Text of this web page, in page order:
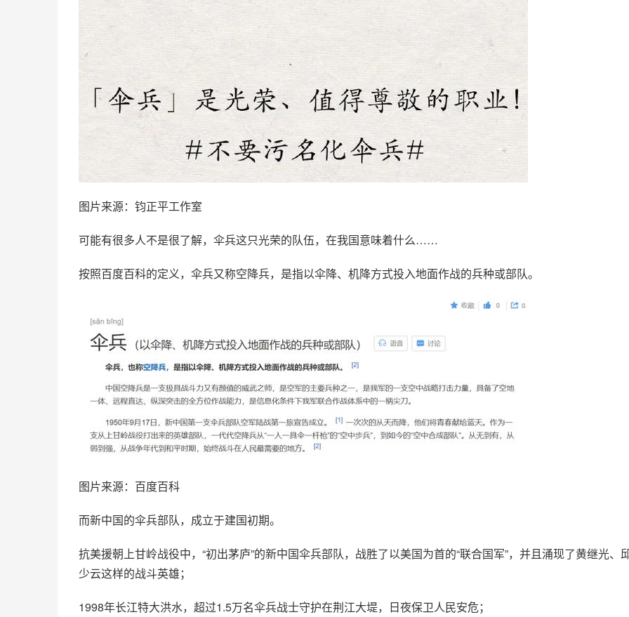
图片来源：钧正平工作室
可能有很多人不是很了解，伞兵这只光荣的队伍，在我国意味着什么……
按照百度百科的定义，伞兵又称空降兵，是指以伞降、机降方式投入地面作战的兵种或部队。
图片来源：百度百科
而新中国的伞兵部队，成立于建国初期。
抗美援朝上甘岭战役中，“初出茅庐”的新中国伞兵部队，战胜了以美国为首的“联合国军”，并且涌现了黄继光、
少云这样的战斗英雄；
1998年长江特大洪水，超过1.5万名伞兵战士守护在荆江大堤，日夜保卫人民安危；